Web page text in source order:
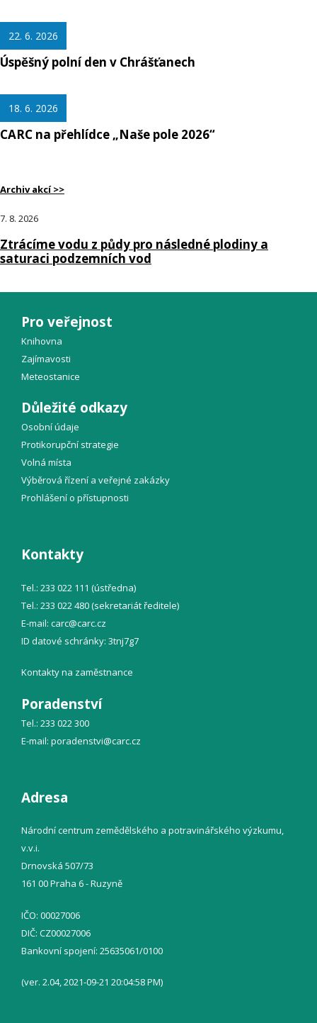
22. 6. 2026
Úspěšný polní den v Chrášťanech
18. 6. 2026
CARC na přehlídce „Naše pole 2026“
Archiv akcí >>
7. 8. 2026
Ztrácíme vodu z půdy pro následné plodiny a
saturaci podzemních vod
Pro veřejnost
Knihovna
Zajímavosti
Meteostanice
Důležité odkazy
Osobní údaje
Protikorupční strategie
Volná místa
Výběrová řízení a veřejné zakázky
Prohlášení o přístupnosti
Kontakty
Tel.: 233 022 111 (ústředna)
Tel.: 233 022 480 (sekretariát ředitele)
E-mail: carc@carc.cz
ID datové schránky: 3tnj7g7
Kontakty na zaměstnance
Poradenství
Tel.: 233 022 300
E-mail: poradenstvi@carc.cz
Adresa
Národní centrum zemědělského a potravinářského výzkumu,
v.v.i.
Drnovská 507/73
161 00 Praha 6 - Ruzyně
IČO: 00027006
DIČ: CZ00027006
Bankovní spojení: 25635061/0100
(ver. 2.04, 2021-09-21 20:04:58 PM)